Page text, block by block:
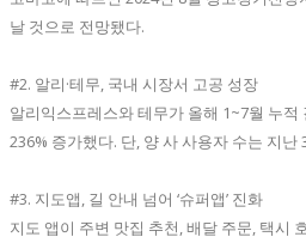
날 것으로 전망됐다.
#2. 알리·테무, 국내 시장서 고공 성장
알리익스프레스와 테무가 올해 1~7월 누
236% 증가했다. 단, 양 사 사용자 수는 지
#3. 지도앱, 길 안내 넘어 ‘슈퍼앱’ 진화
지도 앱이 주변 맛집 추천, 배달 주문, 택시